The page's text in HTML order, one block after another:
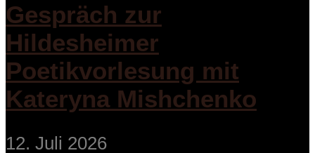
Gespräch zur
Hildesheimer
Poetikvorlesung mit
Kateryna Mishchenko
12. Juli 2026